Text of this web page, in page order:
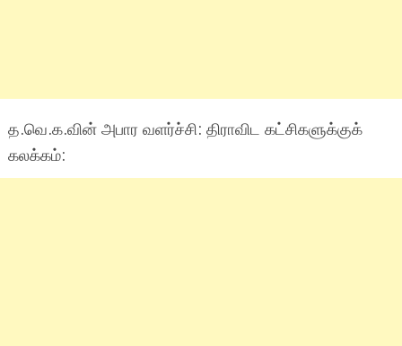
த.வெ.க.வின் அபார வளர்ச்சி: திராவிட கட்சிகளுக்குக்
கலக்கம்: